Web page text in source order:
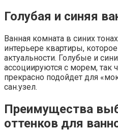
Голубая и синяя
Ванная комната в синих
интерьере квартиры,
актуальности. Голубые и
ассоциируются с морем, так
прекрасно подойдет для
сан.узел.
Преимущества
оттенков для